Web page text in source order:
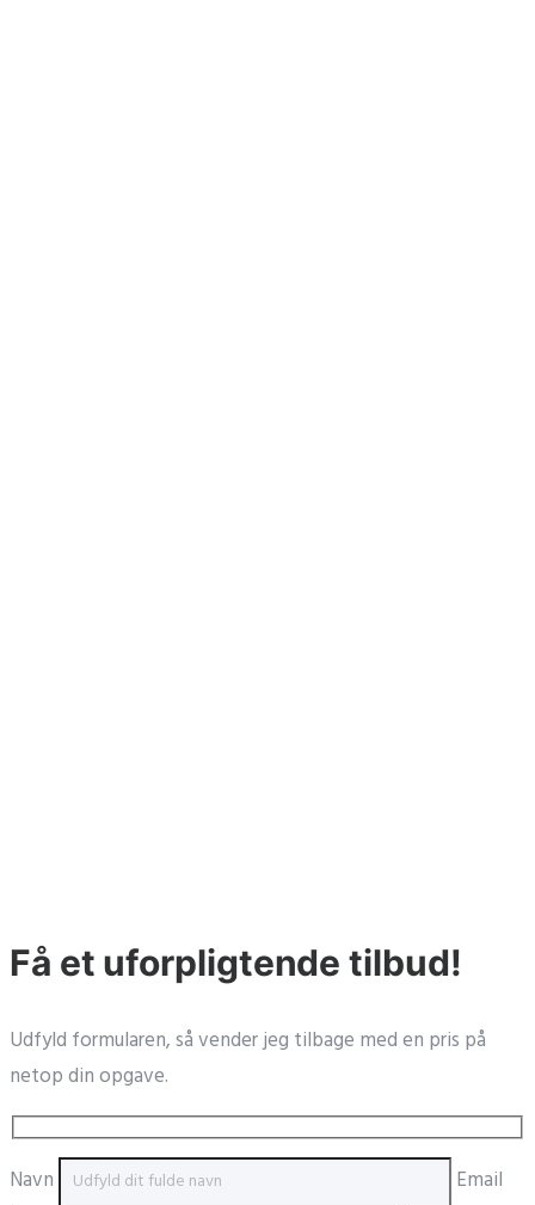
Få et uforpligtende tilbud!
Udfyld formularen, så vender jeg tilbage med en pris på
netop din opgave.
Navn
Email